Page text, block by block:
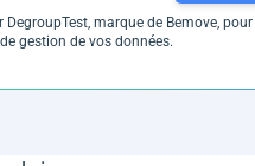
DegroupTest, marque de Bemove,
gestion de vos données.